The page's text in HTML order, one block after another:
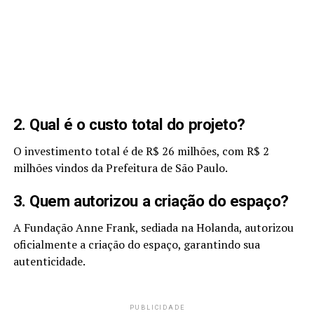
2. Qual é o custo total do projeto?
O investimento total é de R$ 26 milhões, com R$ 2
milhões vindos da Prefeitura de São Paulo.
3. Quem autorizou a criação do espaço?
A Fundação Anne Frank, sediada na Holanda, autorizou
oficialmente a criação do espaço, garantindo sua
autenticidade.
PUBLICIDADE